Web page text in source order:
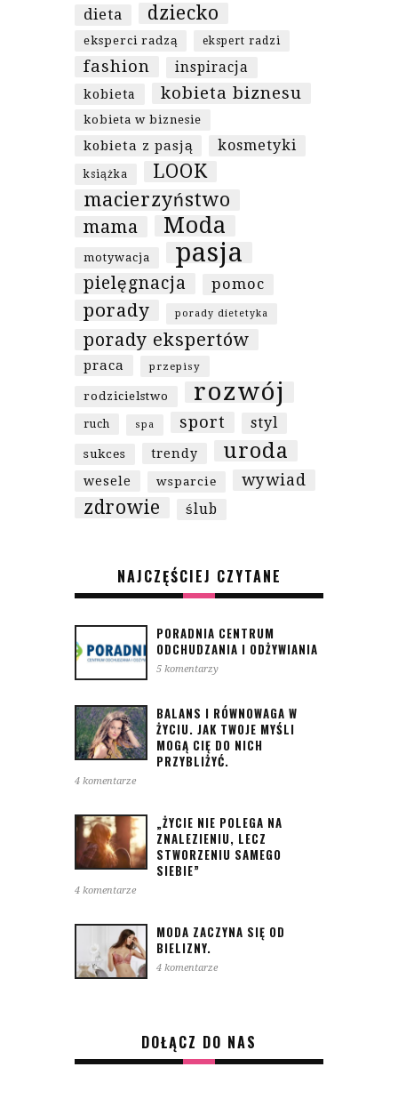
dieta dziecko
eksperci radzą ekspert radzi
fashion inspiracja
kobieta kobieta biznesu
kobieta w biznesie
kobieta z pasją kosmetyki
książka
LOOK
macierzyństwo
mama Moda
motywacja pasja
pielęgnacja pomoc
porady porady dietetyka
porady ekspertów
praca przepisy
rodzicielstwo rozwój
ruch spa sport styl
sukces trendy uroda
wesele wsparcie wywiad
zdrowie ślub
NAJCZĘŚCIEJ CZYTANE
PORADNIA CENTRUM
ODCHUDZANIA I ODŻYWIANIA
5 komentarzy
BALANS I RÓWNOWAGA W
ŻYCIU. JAK TWOJE MYŚLI
MOGĄ CIĘ DO NICH
PRZYBLIŻYĆ.
4 komentarze
„ŻYCIE NIE POLEGA NA
ZNALEZIENIU, LECZ
STWORZENIU SAMEGO
SIEBIE”
4 komentarze
MODA ZACZYNA SIĘ OD
BIELIZNY.
4 komentarze
DOŁĄCZ DO NAS